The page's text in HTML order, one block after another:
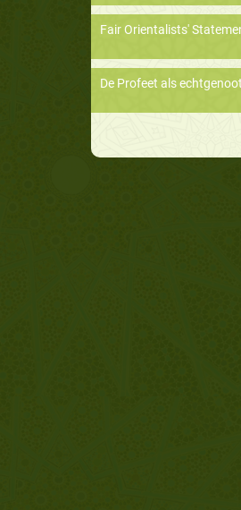
Fair Orientalists'
De Profeet als echtgenoot